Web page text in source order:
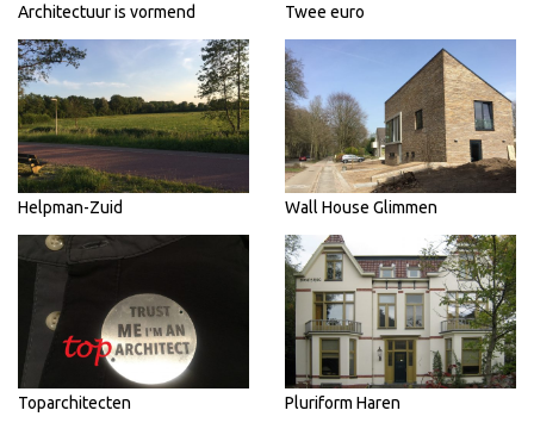
Architectuur is vormend Twee euro
Helpman-Zuid Wall House Glimmen
Toparchitecten Pluriform Haren